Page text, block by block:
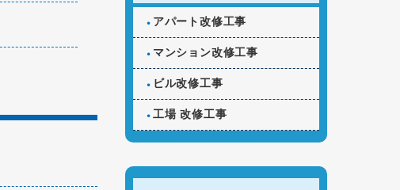
アパート改修工事
マンション改修工事
ビル改修工事
工場 改修工事